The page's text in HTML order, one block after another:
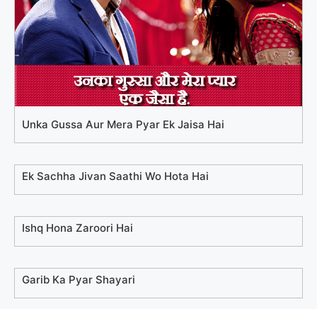
Unka Gussa Aur Mera Pyar Ek Jaisa Hai
Ek Sachha Jivan Saathi Wo Hota Hai
Ishq Hona Zaroori Hai
Garib Ka Pyar Shayari